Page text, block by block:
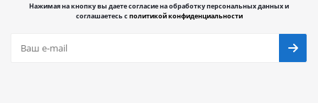
Нажимая на кнопку вы даете согласие на обработку персональных данных и
соглашаетесь сполитикой конфиденциальности